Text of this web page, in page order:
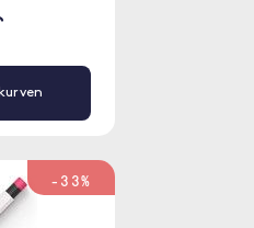
-33%